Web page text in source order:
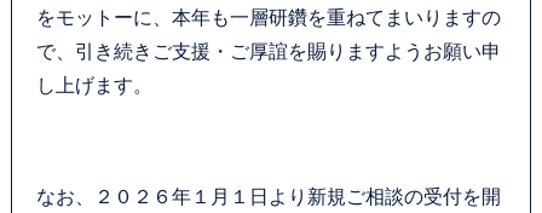
プライバシーポリシー
をモットーに、本年も一層研鑽を重ねてまいりますの
で、引き続きご支援・ご厚誼を賜りますようお願い申
し上げます。
なお、２０２６年１月１日より新規ご相談の受付を開